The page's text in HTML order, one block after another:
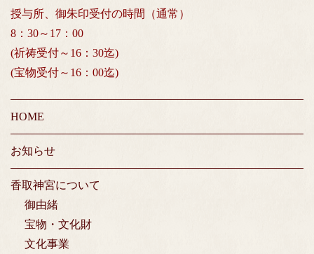
授与所、御朱印受付の時間（通常）
8：30～17：00
(祈祷受付～16：30迄)
(宝物受付～16：00迄)
HOME
お知らせ
香取神宮について
御由緒
宝物・文化財
文化事業